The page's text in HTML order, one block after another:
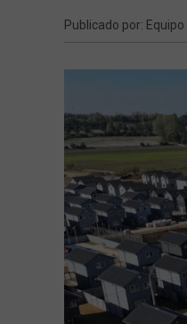
Publicado por: Equipo